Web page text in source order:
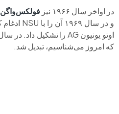
در اواخر سال ۱۹۶۶ نیز
فولکس‌واگن
اوتو یونیون AG را تشکیل داد. در سال ۱۹۸۵ نیز این شرکت به
که امروز می‌شناسیم، تبدیل شد.